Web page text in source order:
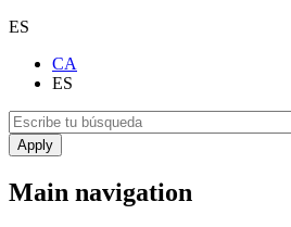
ES
CA
ES
Main navigation